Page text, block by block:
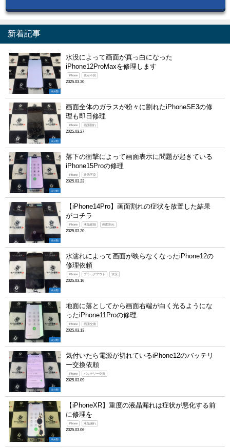
新着記事
未分類
水没によって画面が真っ白になった
iPhone12ProMaxを修理します
iPhone 表示不良
2025.03.30
未分類
画面全体のガラスが粉々に割れたiPhoneSE3の修
理も即日修理
iPhone 画面割れ
2025.03.27
未分類
落下の衝撃によって画面表示に問題が起きている
iPhone15Proの修理
iPhone 表示不良
2025.03.23
未分類
【iPhone14Pro】画面割れの症状を放置した結果
がコチラ
iPhone 液晶破損 画面割れ
2025.03.20
未分類
水濡れによって画面が映らなくなったiPhone12の
修理依頼
iPhone ブラックアウト 水没
2025.03.16
未分類
地面に落としてから画面右端が白く光るようにな
ったiPhone11Proの修理
iPhone 画面交換
2025.03.13
未分類
気付いたら電源が切れているiPhone12のバッテリ
ー交換依頼
iPhone バッテリー交換
2025.03.09
未分類
【iPhoneXR】重度の液晶漏れは症状が悪化する前
に修理を
iPhone 液晶漏れ
2025.03.06